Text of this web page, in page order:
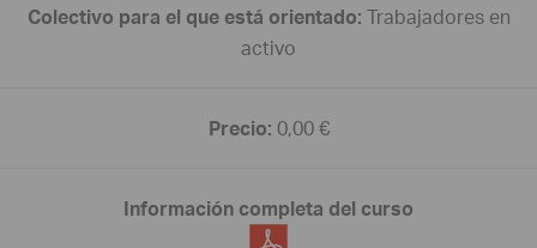
Colectivo para el que está orientado: Trabajadores en
activo
Precio: 0,00 €
Información completa del curso